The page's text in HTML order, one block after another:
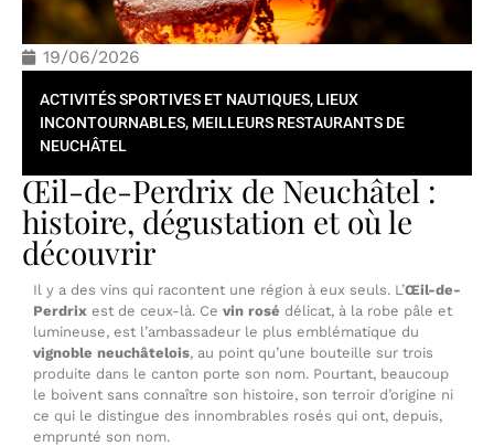
19/06/2026
ACTIVITÉS SPORTIVES ET NAUTIQUES, LIEUX
INCONTOURNABLES, MEILLEURS RESTAURANTS DE
NEUCHÂTEL
Œil-de-Perdrix de Neuchâtel :
histoire, dégustation et où le
découvrir
Il y a des vins qui racontent une région à eux seuls. L’Œil-de-
Perdrix est de ceux-là. Ce vin rosé délicat, à la robe pâle et
lumineuse, est l’ambassadeur le plus emblématique du
vignoble neuchâtelois, au point qu’une bouteille sur trois
produite dans le canton porte son nom. Pourtant, beaucoup
le boivent sans connaître son histoire, son terroir d’origine ni
ce qui le distingue des innombrables rosés qui ont, depuis,
emprunté son nom.